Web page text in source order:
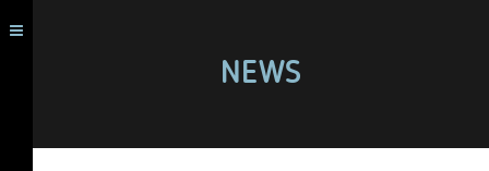
NEWS